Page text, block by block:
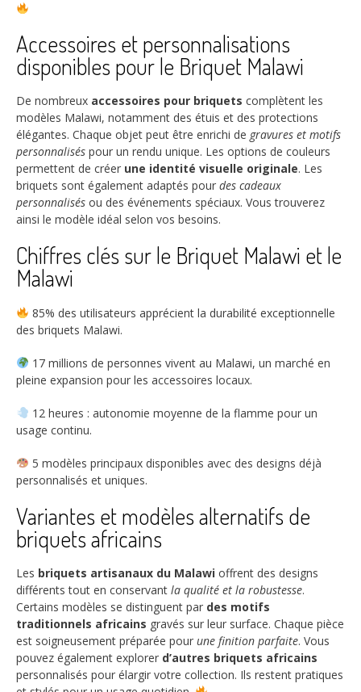
Accessoires et personnalisations
disponibles pour le Briquet Malawi
De nombreux accessoires pour briquets complètent les
modèles Malawi, notamment des étuis et des protections
élégantes. Chaque objet peut être enrichi de gravures et motifs
personnalisés pour un rendu unique. Les options de couleurs
permettent de créer une identité visuelle originale. Les
briquets sont également adaptés pour des cadeaux
personnalisés ou des événements spéciaux. Vous trouverez
ainsi le modèle idéal selon vos besoins.
Chiffres clés sur le Briquet Malawi et le
Malawi
85% des utilisateurs apprécient la durabilité exceptionnelle
des briquets Malawi.
17 millions de personnes vivent au Malawi, un marché en
pleine expansion pour les accessoires locaux.
12 heures : autonomie moyenne de la flamme pour un
usage continu.
5 modèles principaux disponibles avec des designs déjà
personnalisés et uniques.
Variantes et modèles alternatifs de
briquets africains
Les briquets artisanaux du Malawi offrent des designs
différents tout en conservant la qualité et la robustesse.
Certains modèles se distinguent par des motifs
traditionnels africains gravés sur leur surface. Chaque pièce
est soigneusement préparée pour une finition parfaite. Vous
pouvez également explorer d’autres briquets africains
personnalisés pour élargir votre collection. Ils restent pratiques